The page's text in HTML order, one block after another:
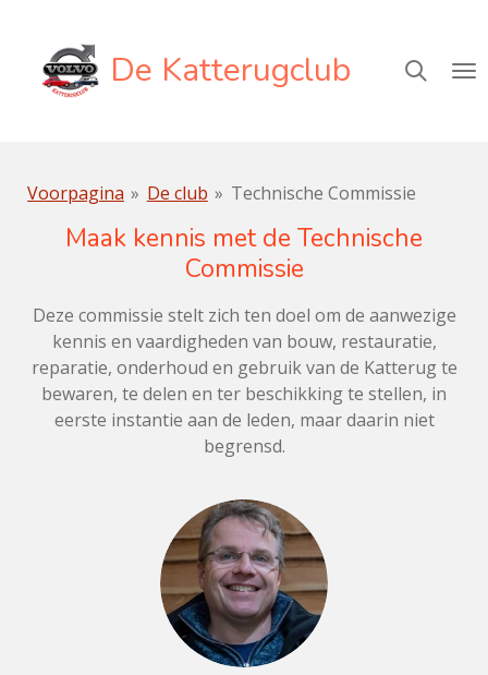
direct
naar
De Katterugclub
Voorpagina » De club » Technische Commissie
Maak kennis met de Technische
Commissie
Deze commissie stelt zich ten doel om de aanwezige
kennis en vaardigheden van bouw, restauratie,
reparatie, onderhoud en gebruik van de Katterug te
bewaren, te delen en ter beschikking te stellen, in
eerste instantie aan de leden, maar daarin niet
begrensd.